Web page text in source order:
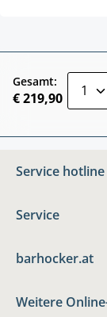
Gesamt:
€ 219,90
Service hotline
Service
barhocker.at
Weitere